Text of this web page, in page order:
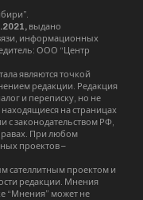
выдано
информационных
ООО “Центр
являются точкой
редакции. Редакция
и переписку, но не
на страницах
с законодательством РФ,
При любом
проектов –
сателлитным проектом и
редакции. Мнения
“Мнения” может не